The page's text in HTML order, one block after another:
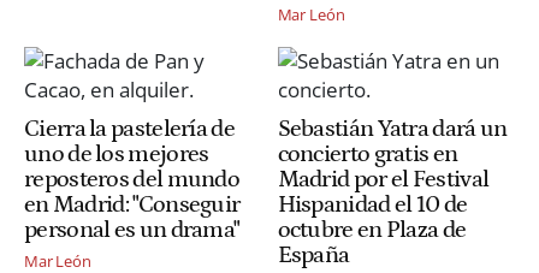
Mar León
Cierra la pastelería de
uno de los mejores
reposteros del mundo
en Madrid: "Conseguir
personal es un drama"
Mar León
Sebastián Yatra dará un
concierto gratis en
Madrid por el Festival
Hispanidad el 10 de
octubre en Plaza de
España